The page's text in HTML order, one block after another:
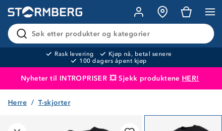
Søk etter produkter og kategorier
Rask levering
Kjøp nå, betal senere
100 dagers åpent kjøp
Nyheter til INTROPRISER 💥 Sjekk produktene HER!
Produktet er lagt i handlekurven
Herre T-skjorter